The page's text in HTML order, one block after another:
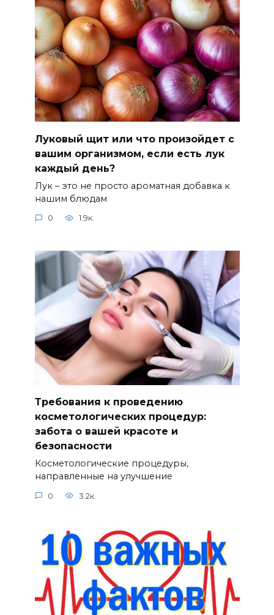
Луковый щит или что произойдет с
вашим организмом, если есть лук
каждый день?
Лук – это не просто ароматная добавка к
нашим блюдам
0 1.9к.
Требования к проведению
косметологических процедур:
забота о вашей красоте и
безопасности
Косметологические процедуры,
направленные на улучшение
0 3.2к.